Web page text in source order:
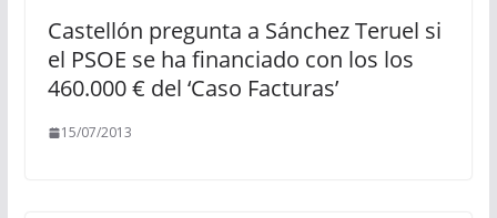
Castellón pregunta a Sánchez Teruel si
el PSOE se ha financiado con los los
460.000 € del ‘Caso Facturas’
15/07/2013